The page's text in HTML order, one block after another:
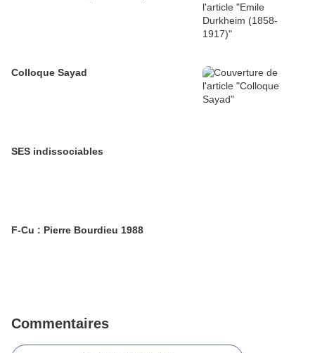
Colloque Sayad
SES indissociables
F-Cu : Pierre Bourdieu 1988
Commentaires